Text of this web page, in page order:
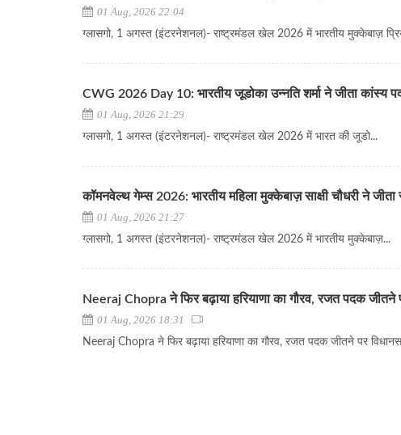
01 Aug, 2026 22:04
ग्लासगो, 1 अगस्त (इंटरनेशनल)- राष्ट्रमंडल खेल 2026 में भारतीय मुक्केबाज़
CWG 2026 Day 10: भारतीय जूडोका उन्नति शर्मा ने जीता कांस्य
01 Aug, 2026 21:29
ग्लासगो, 1 अगस्त (इंटरनेशनल)- राष्ट्रमंडल खेल 2026 में भारत की जूडो...
कॉमनवेल्थ गेम्स 2026: भारतीय महिला मुक्केबाज़ साक्षी चौधरी ने जीता
01 Aug, 2026 21:27
ग्लासगो, 1 अगस्त (इंटरनेशनल)- राष्ट्रमंडल खेल 2026 में भारतीय मुक्केबाज़...
Neeraj Chopra ने फिर बढ़ाया हरियाणा का गौरव, रजत पदक जीतने
01 Aug, 2026 18:31
Neeraj Chopra ने फिर बढ़ाया हरियाणा का गौरव, रजत पदक जीतने पर